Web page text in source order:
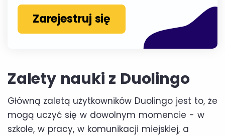
Zarejestruj się
Zalety nauki z Duolingo
Główną zaletą użytkowników Duolingo jest to, że
mogą uczyć się w dowolnym momencie - w
szkole, w pracy, w komunikacji miejskiej, a